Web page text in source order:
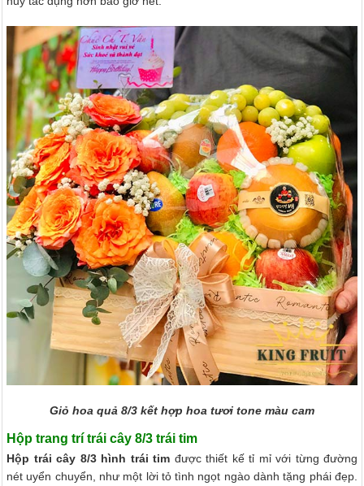
Giỏ hoa quả 8/3 kết hợp hoa tươi tone màu cam
Hộp trang trí trái cây 8/3 trái tim
Hộp trái cây 8/3 hình trái tim được thiết kế tỉ mỉ với từng đường
nét uyển chuyển, như một lời tỏ tình ngọt ngào dành tặng phái đẹp.